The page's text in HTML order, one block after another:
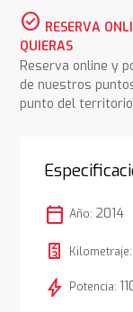
check_circle RESERVA
QUIERAS
Reserva online y
de nuestros
punto del
calendar_today Año: 2014
Kilometraje:
bolt Potencia: